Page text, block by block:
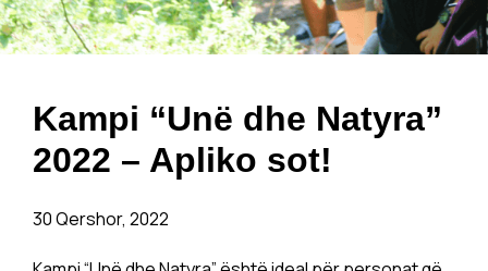
Kampi “Unë dhe Natyra”
2022 – Apliko sot!
30 Qershor, 2022